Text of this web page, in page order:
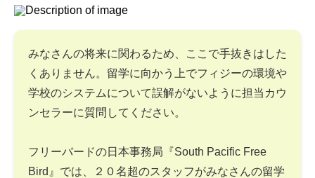
みなさんの将来に関わるため、ここで手抜きはした
くありません。留学に向かう上でフィジーの環境や
学校のシステムについて誤解がないように担当カウ
ンセラーに質問してください。
フリーバードの日本事務局『South Pacific Free
Bird』では、２０名超のスタッフがみなさんの留学